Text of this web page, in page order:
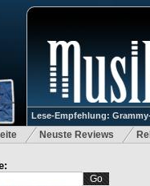
Lese-Empfehlung:
Neuste Reviews